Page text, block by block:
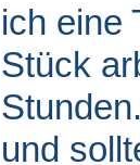
ich eine
Stück
und